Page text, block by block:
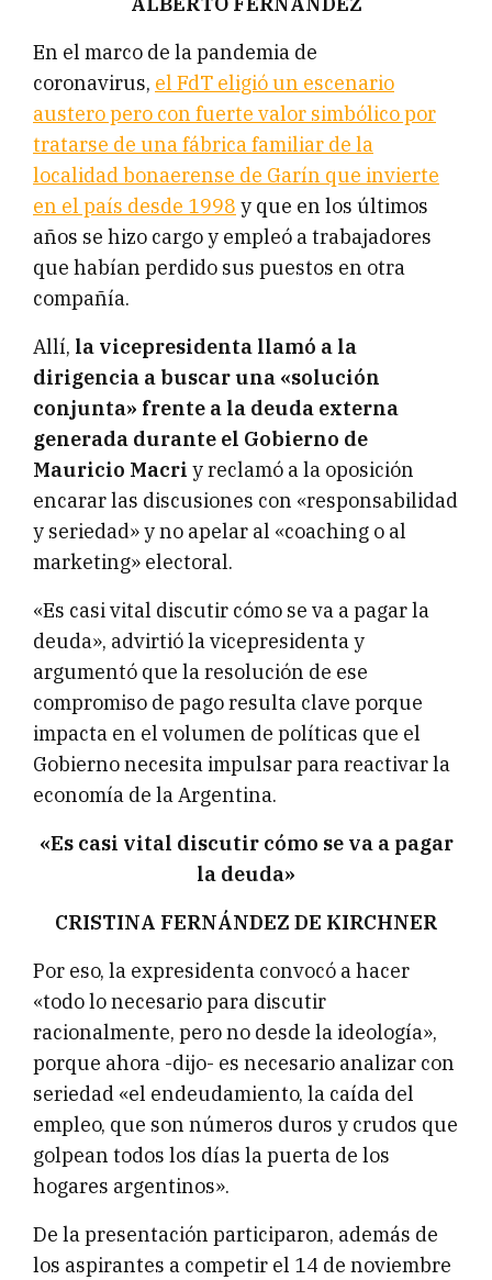
En el marco de la pandemia de
coronavirus, el FdT eligió un escenario
austero pero con fuerte valor simbólico por
tratarse de una fábrica familiar de la
localidad bonaerense de Garín que invierte
en el país desde 1998 y que en los últimos
años se hizo cargo y empleó a trabajadores
que habían perdido sus puestos en otra
compañía.
Allí, la vicepresidenta llamó a la
dirigencia a buscar una «solución
conjunta» frente a la deuda externa
generada durante el Gobierno de
Mauricio Macri y reclamó a la oposición
encarar las discusiones con «responsabilidad
y seriedad» y no apelar al «coaching o al
marketing» electoral.
«Es casi vital discutir cómo se va a pagar la
deuda», advirtió la vicepresidenta y
argumentó que la resolución de ese
compromiso de pago resulta clave porque
impacta en el volumen de políticas que el
Gobierno necesita impulsar para reactivar la
economía de la Argentina.
«Es casi vital discutir cómo se va a pagar
la deuda»
CRISTINA FERNÁNDEZ DE KIRCHNER
Por eso, la expresidenta convocó a hacer
«todo lo necesario para discutir
racionalmente, pero no desde la ideología»,
porque ahora -dijo- es necesario analizar con
seriedad «el endeudamiento, la caída del
empleo, que son números duros y crudos que
golpean todos los días la puerta de los
hogares argentinos».
De la presentación participaron, además de
los aspirantes a competir el 14 de noviembre